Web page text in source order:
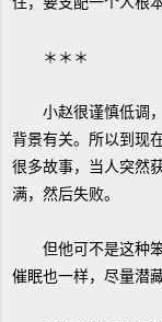
＊＊＊
小赵很谨慎低调，
背景有关。所以到现
很多故事，当人突然
满，然后失败。
但他可不是这种笨
催眠也一样，尽量潜